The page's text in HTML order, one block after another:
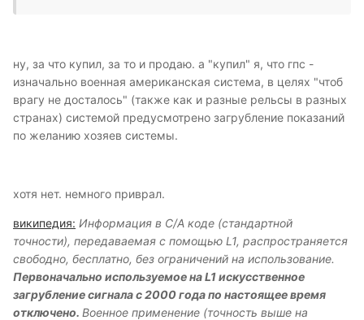
ну, за что купил, за то и продаю. а "купил" я, что гпс -
изначально военная американская система, в целях "чтоб
врагу не досталось" (также как и разные рельсы в разных
странах) системой предусмотрено загрубление показаний
по желанию хозяев системы.
хотя нет. немного приврал.
википедия: Информация в C/A коде (стандартной
точности), передаваемая с помощью L1, распространяется
свободно, бесплатно, без ограничений на использование.
Первоначально используемое на L1 искусственное
загрубление сигнала с 2000 года по настоящее время
отключено. Военное применение (точность выше на